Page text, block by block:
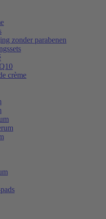
zonder parabenen
crème